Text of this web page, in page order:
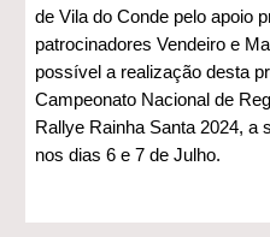
de Vila do Conde pelo apoio
patrocinadores Vendeiro e
possível a realização desta
Campeonato Nacional de
Rallye Rainha Santa 2024, a
nos dias 6 e 7 de Julho.